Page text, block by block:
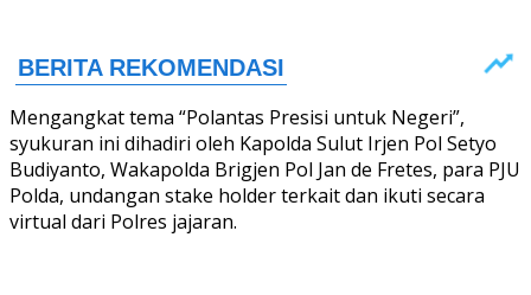
Mengangkat tema “Polantas Presisi untuk Negeri”,
syukuran ini dihadiri oleh Kapolda Sulut Irjen Pol Setyo
Budiyanto, Wakapolda Brigjen Pol Jan de Fretes, para PJU
Polda, undangan stake holder terkait dan ikuti secara
virtual dari Polres jajaran.